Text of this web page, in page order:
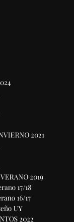
2021
2019
17/18
16/17
UY
2022